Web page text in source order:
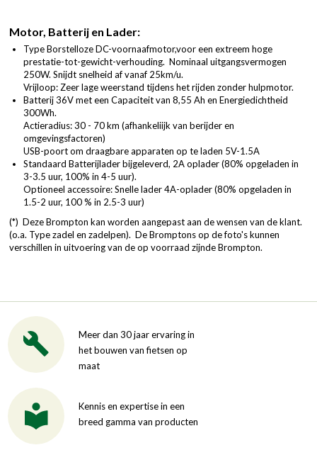
Motor, Batterij en Lader:
Type Borstelloze DC-voornaafmotor,voor een extreem hoge
prestatie-tot-gewicht-verhouding. Nominaal uitgangsvermogen
250W. Snijdt snelheid af vanaf 25km/u.
Vrijloop: Zeer lage weerstand tijdens het rijden zonder hulpmotor.
Batterij 36V met een Capaciteit van 8,55 Ah en Energiedichtheid
300Wh.
Actieradius: 30 - 70 km (afhankeliijk van berijder en
omgevingsfactoren)
USB-poort om draagbare apparaten op te laden 5V-1.5A
Standaard Batterijlader bijgeleverd, 2A oplader (80% opgeladen in
3-3.5 uur, 100% in 4-5 uur).
Optioneel accessoire: Snelle lader 4A-oplader (80% opgeladen in
1.5-2 uur, 100 % in 2.5-3 uur)
(*) Deze Brompton kan worden aangepast aan de wensen van de klant.
(o.a. Type zadel en zadelpen). De Bromptons op de foto's kunnen
verschillen in uitvoering van de op voorraad zijnde Brompton.
Meer dan 30 jaar ervaring in
het bouwen van fietsen op
maat
Kennis en expertise in een
breed gamma van producten